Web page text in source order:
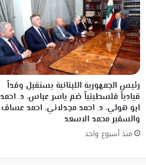
رئيس الجمهورية اللبنانية يستقبل وفداً
قيادياً فلسطينياً ضم ياسر عباس، د. احمد
ابو هولي، د. احمد مجدلاني، احمد عساف
والسفير محمد الاسعد
منذ أسبوع واحد